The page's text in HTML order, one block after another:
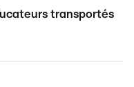
transportés